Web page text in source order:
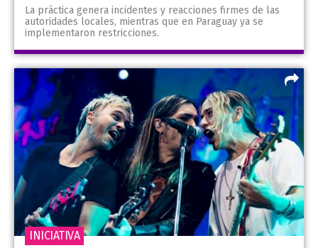
La práctica genera incidentes y reacciones firmes de las
autoridades locales, mientras que en Paraguay ya se
implementaron restricciones.
INICIATIVA